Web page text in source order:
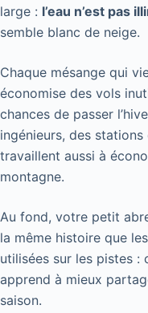
large : l’eau n’est pas
semble blanc de neige.
Chaque mésange qui
économise des vols
chances de passer
ingénieurs, des
travaillent aussi à
montagne.
Au fond, votre petit
la même histoire que
utilisées sur les pistes :
apprend à mieux
saison.